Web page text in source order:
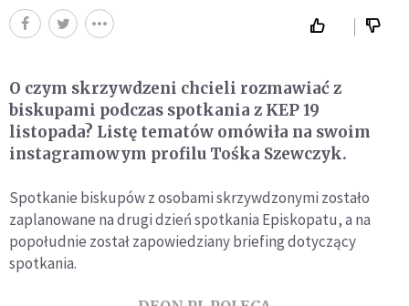
O czym skrzywdzeni chcieli rozmawiać z
biskupami podczas spotkania z KEP 19
listopada? Listę tematów omówiła na swoim
instagramowym profilu Tośka Szewczyk.
Spotkanie biskupów z osobami skrzywdzonymi zostało
zaplanowane na drugi dzień spotkania Episkopatu, a na
popołudnie został zapowiedziany briefing dotyczący
spotkania.